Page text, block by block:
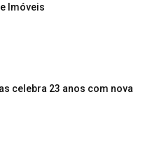
Imóveis
celebra 23 anos com nova